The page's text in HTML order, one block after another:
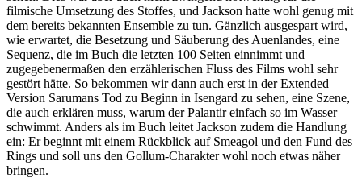
filmische Umsetzung des Stoffes, und Jackson hatte wohl genug mit
dem bereits bekannten Ensemble zu tun. Gänzlich ausgespart wird,
wie erwartet, die Besetzung und Säuberung des Auenlandes, eine
Sequenz, die im Buch die letzten 100 Seiten einnimmt und
zugegebenermaßen den erzählerischen Fluss des Films wohl sehr
gestört hätte. So bekommen wir dann auch erst in der Extended
Version Sarumans Tod zu Beginn in Isengard zu sehen, eine Szene,
die auch erklären muss, warum der Palantir einfach so im Wasser
schwimmt. Anders als im Buch leitet Jackson zudem die Handlung
ein: Er beginnt mit einem Rückblick auf Smeagol und den Fund des
Rings und soll uns den Gollum-Charakter wohl noch etwas näher
bringen.